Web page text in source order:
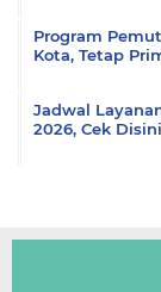
Program
Kota, Tetap
Jadwal
2026, Cek Disini